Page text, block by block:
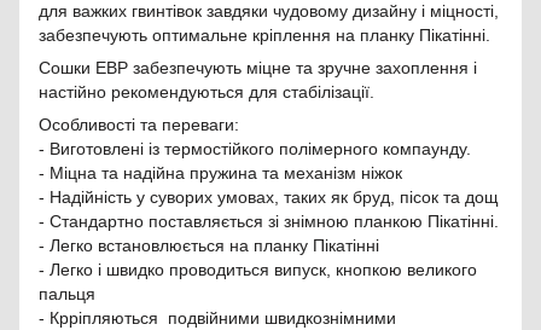
для важких гвинтівок завдяки чудовому дизайну і міцності,
забезпечують оптимальне кріплення на планку Пікатінні.
Сошки EBP забезпечують міцне та зручне захоплення і
настійно рекомендуються для стабілізації.
Особливості та переваги:
- Виготовлені із термостійкого полімерного компаунду.
- Міцна та надійна пружина та механізм ніжок
- Надійність у суворих умовах, таких як бруд, пісок та дощ
- Стандартно поставляється зі знімною планкою Пікатінні.
- Легко встановлюється на планку Пікатінні
- Легко і швидко проводиться випуск, кнопкою великого
пальця
- Крріпляються подвійними швидкознімними